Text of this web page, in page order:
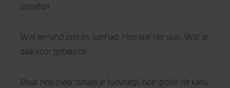
vertellen.
Wat iemand precies aanhad. Hoe laat het was. Wat er
daarvoor gebeurde.
Maar hoe meer details je toevoegt, hoe groter de kans